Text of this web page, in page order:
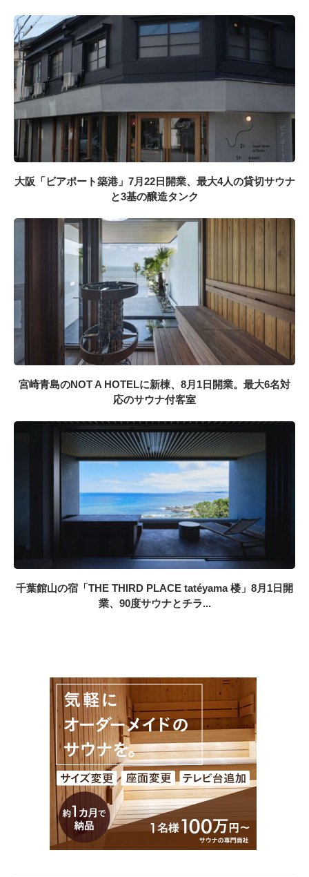
大阪「ビアポート築港」7月22日開業、最大4人の貸切サウナ
と3基の醸造タンク
宮崎青島のNOT A HOTELに新棟、8月1日開業。最大6名対
応のサウナ付客室
千葉館山の宿「THE THIRD PLACE tatéyama 楼」8月1日開
業、90度サウナとチラ...